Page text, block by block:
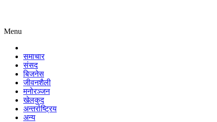
Menu
समाचार
संसद
बिजनेस
जीवनशैली
मनोरञ्जन
खेलकुद
अन्तर्राष्ट्रिय
अन्य